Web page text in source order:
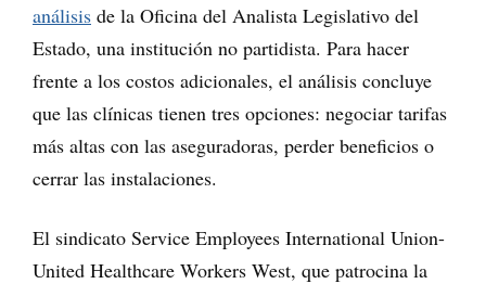
análisis de la Oficina del Analista Legislativo del
Estado, una institución no partidista. Para hacer
frente a los costos adicionales, el análisis concluye
que las clínicas tienen tres opciones: negociar tarifas
más altas con las aseguradoras, perder beneficios o
cerrar las instalaciones.
El sindicato Service Employees International Union-
United Healthcare Workers West, que patrocina la